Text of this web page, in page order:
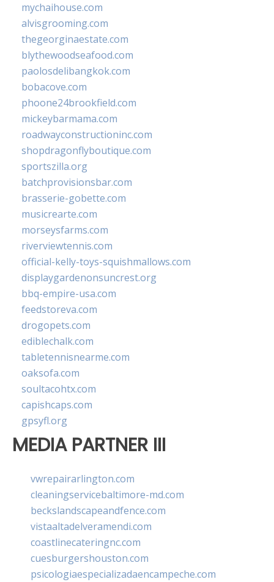
mychaihouse.com
alvisgrooming.com
thegeorginaestate.com
blythewoodseafood.com
paolosdelibangkok.com
bobacove.com
phoone24brookfield.com
mickeybarmama.com
roadwayconstructioninc.com
shopdragonflyboutique.com
sportszilla.org
batchprovisionsbar.com
brasserie-gobette.com
musicrearte.com
morseysfarms.com
riverviewtennis.com
official-kelly-toys-squishmallows.com
displaygardenonsuncrest.org
bbq-empire-usa.com
feedstoreva.com
drogopets.com
ediblechalk.com
tabletennisnearme.com
oaksofa.com
soultacohtx.com
capishcaps.com
gpsyfl.org
MEDIA PARTNER III
vwrepairarlington.com
cleaningservicebaltimore-md.com
beckslandscapeandfence.com
vistaaltadelveramendi.com
coastlinecateringnc.com
cuesburgershouston.com
psicologiaespecializadaencampeche.com